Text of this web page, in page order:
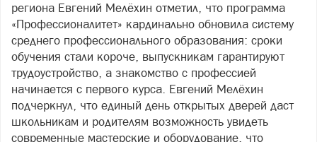
региона Евгений Мелёхин отметил, что программа
«Профессионалитет» кардинально обновила систему
среднего профессионального образования: сроки
обучения стали короче, выпускникам гарантируют
трудоустройство, а знакомство с профессией
начинается с первого курса. Евгений Мелёхин
подчеркнул, что единый день открытых дверей даст
школьникам и родителям возможность увидеть
современные мастерские и оборудование, что